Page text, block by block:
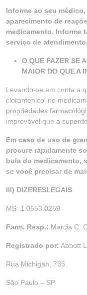
Informe ao seu
aparecimento de
medicamento. Informe
serviço de atendimento.
O QUE FAZER SE
MAIOR DO QUE A
Levando-se em conta a
cloranfenicol no
propriedades
improvável que a
Em caso de uso de
procure rapidamente
bula do medicamento,
se você precisar de
III) DIZERESLEGAIS
MS: 1.0553.0259
Farm. Resp.: Marcia C.
Registrado por: Abbott
Rua Michigan, 735
São Paulo – SP